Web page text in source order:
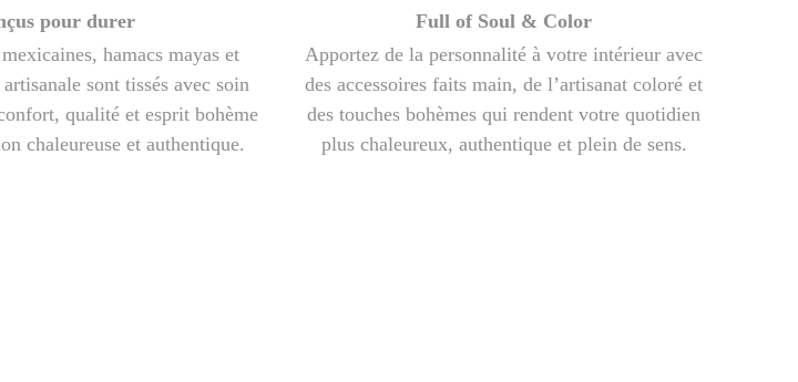
pour durer
hamacs mayas et
sont tissés avec soin
qualité et esprit bohème
chaleureuse et authentique.
Full of Soul & Color
Apportez de la personnalité à votre intérieur avec
des accessoires faits main, de l’artisanat coloré et
des touches bohèmes qui rendent votre quotidien
plus chaleureux, authentique et plein de sens.